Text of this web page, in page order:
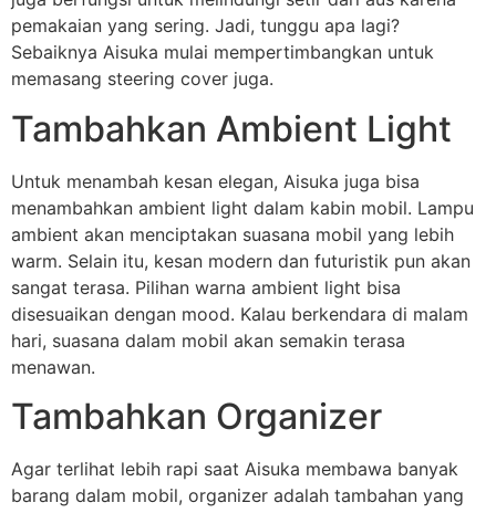
pemakaian yang sering. Jadi, tunggu apa lagi?
Sebaiknya Aisuka mulai mempertimbangkan untuk
memasang steering cover juga.
Tambahkan Ambient Light
Untuk menambah kesan elegan, Aisuka juga bisa
menambahkan ambient light dalam kabin mobil. Lampu
ambient akan menciptakan suasana mobil yang lebih
warm. Selain itu, kesan modern dan futuristik pun akan
sangat terasa. Pilihan warna ambient light bisa
disesuaikan dengan mood. Kalau berkendara di malam
hari, suasana dalam mobil akan semakin terasa
menawan.
Tambahkan Organizer
Agar terlihat lebih rapi saat Aisuka membawa banyak
barang dalam mobil, organizer adalah tambahan yang